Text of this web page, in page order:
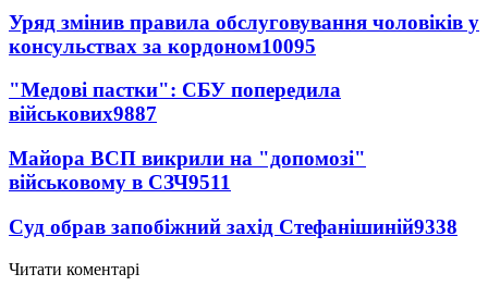
Уряд змінив правила обслуговування чоловіків у
консульствах за кордоном10095
"Медові пастки": СБУ попередила
військових9887
Майора ВСП викрили на "допомозі"
військовому в СЗЧ9511
Суд обрав запобіжний захід Стефанішиній9338
Читати коментарі